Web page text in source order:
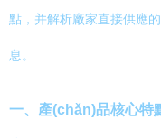
點，并解析廠家直接供應
息。
一、產(chǎn)品核心特